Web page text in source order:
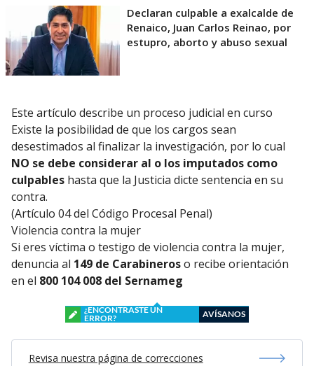
Declaran culpable a exalcalde de
Renaico, Juan Carlos Reinao, por
estupro, aborto y abuso sexual
Este artículo describe un proceso judicial en curso
Existe la posibilidad de que los cargos sean
desestimados al finalizar la investigación, por lo cual
NO se debe considerar al o los imputados como
culpables hasta que la Justicia dicte sentencia en su
contra.
(Artículo 04 del Código Procesal Penal)
Violencia contra la mujer
Si eres víctima o testigo de violencia contra la mujer,
denuncia al 149 de Carabineroso recibe orientación
en el 800 104 008 del Sernameg
¿ENCONTRASTE UN
ERROR?
AVÍSANOS
Revisa nuestra página de correcciones